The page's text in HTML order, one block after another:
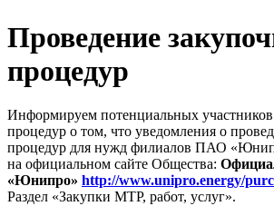
Проведение
процедур
Информируем потенциальных
процедур о том, что уведомления о
процедур для нужд филиалов ПАО
на официальном сайте Общества:
«Юнипро» http://www.unipro.energy/
Раздел «Закупки МТР, работ, услуг».